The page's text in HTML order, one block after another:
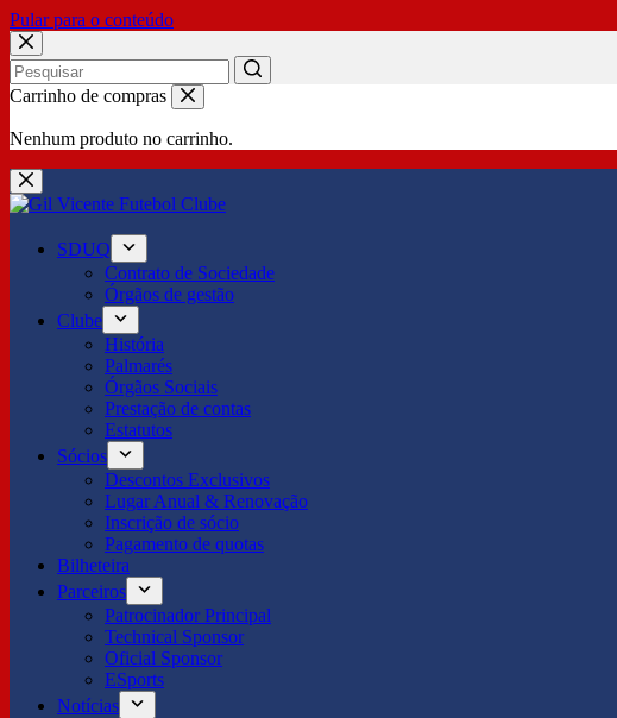
Pular para o conteúdo
No
Carrinho de compras
Nenhum produto no carrinho.
SDUQ
Contrato de Sociedade
Órgãos de gestão
Clube
História
Palmarés
Órgãos Sociais
Prestação de contas
Estatutos
Sócios
Descontos Exclusivos
Lugar Anual & Renovação
Inscrição de sócio
Pagamento de quotas
Bilheteira
Parceiros
Patrocinador Principal
Technical Sponsor
Oficial Sponsor
ESports
Notícias